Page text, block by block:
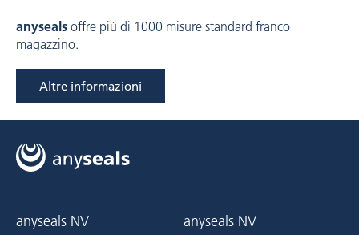
anyseals offre più di 1000 misure standard franco
magazzino.
Altre informazioni
anyseals NV anyseals NV